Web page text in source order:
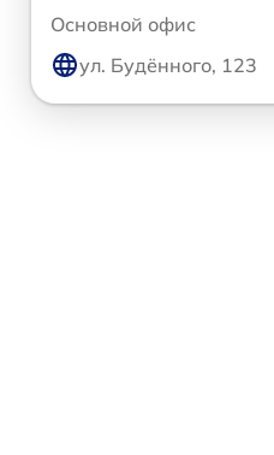
Основной офис
ул. Будённого, 123